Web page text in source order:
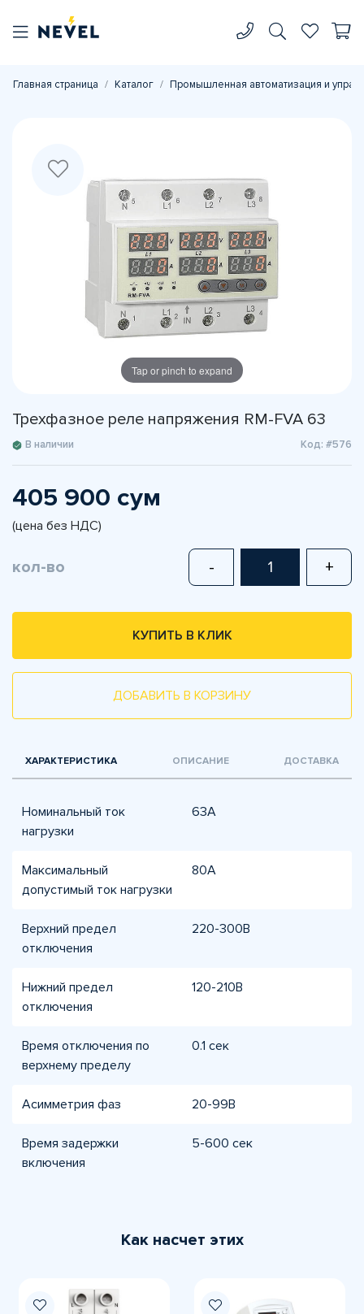
Главная страница Каталог Промышленная автоматизация и
Tap or pinch to expand
Трехфазное реле напряжения RM-FVA 63
В наличии Код: #576
405 900 сум
(цена без НДС)
кол-во - +
КУПИТЬ В КЛИК
ДОБАВИТЬ В КОРЗИНУ
ХАРАКТЕРИСТИКА ОПИСАНИЕ ДОСТАВКА
Номинальный ток
нагрузки
63A
Максимальный
допустимый ток нагрузки
80A
Верхний предел
отключения
220-300В
Нижний предел
отключения
120-210В
Время отключения по
верхнему пределу
0.1 сек
Асимметрия фаз 20-99В
Время задержки
включения
5-600 сек
Как насчет этих